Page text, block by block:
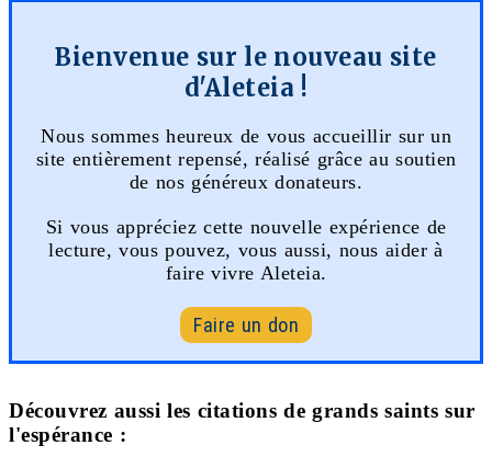
Bienvenue sur le nouveau site
d'Aleteia !
Nous sommes heureux de vous accueillir sur un
site entièrement repensé, réalisé grâce au soutien
de nos généreux donateurs.
Si vous appréciez cette nouvelle expérience de
lecture, vous pouvez, vous aussi, nous aider à
faire vivre Aleteia.
Faire un don
Découvrez aussi les citations de grands saints sur
l'espérance :